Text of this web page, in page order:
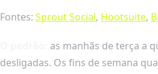
Fontes: Sprout Social, Hootsuite,
as manhãs de terça a
desligadas. Os fins de semana